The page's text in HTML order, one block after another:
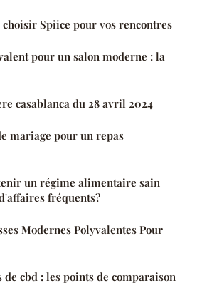
choisir Spiice pour vos rencontres
pour un salon moderne : la
casablanca du 28 avril 2024
mariage pour un repas
un régime alimentaire sain
fréquents?
Modernes Polyvalentes Pour
cbd : les points de comparaison